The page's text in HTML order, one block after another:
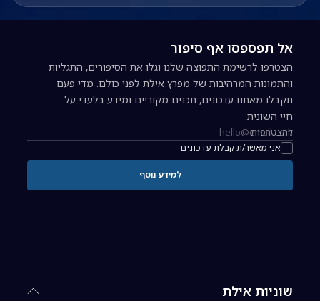
שוניות אילת
אל תפספסו אף סיפור
הצטרפו לרשימת התפוצה שלנו וגלו את הסיפורים, התגליות
והתמונות המרהיבות של מפרץ אילת לפני כולם. מדי פעם
תקבלו מאתנו עדכונים, תכנים מקוריים ומידע בלעדי על
חיי השונית.
כתובת אימייל להרשמה לניוזלטר
אני מאשר/ת קבלת עדכונים
להצטרפות
למידע נוסף